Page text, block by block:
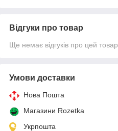
Відгуки про товар
Ще немає відгуків про цей товар
Умови доставки
Нова Пошта
Магазини Rozetka
Укрпошта